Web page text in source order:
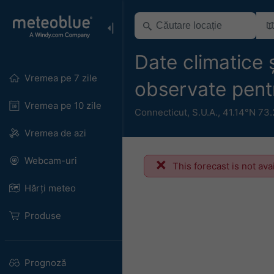
Vremea pe 7 zile
Vremea pe 10 zile
Vremea de azi
Webcam-uri
Hărți meteo
Produse
Prognoză
Date climatice
observate
Connecticut, S.U.A., 41.14°N
This forecast is not